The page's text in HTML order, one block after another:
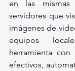
en las
servidores que
imágenes de
equipos
herramienta con
efectivos,